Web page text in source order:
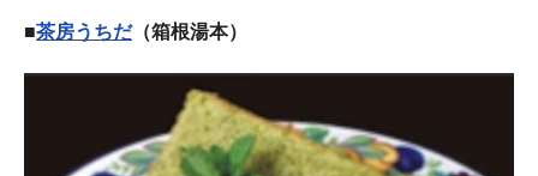
■茶房うちだ（箱根湯本）